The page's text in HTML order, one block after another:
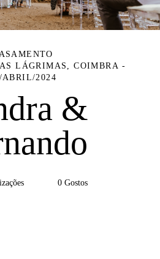
LÁGRIMAS, COIMBRA
ABRIL/2024
&
0 Gostos